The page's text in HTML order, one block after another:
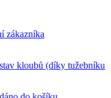
zákazníka
kloubů (díky tužebníku